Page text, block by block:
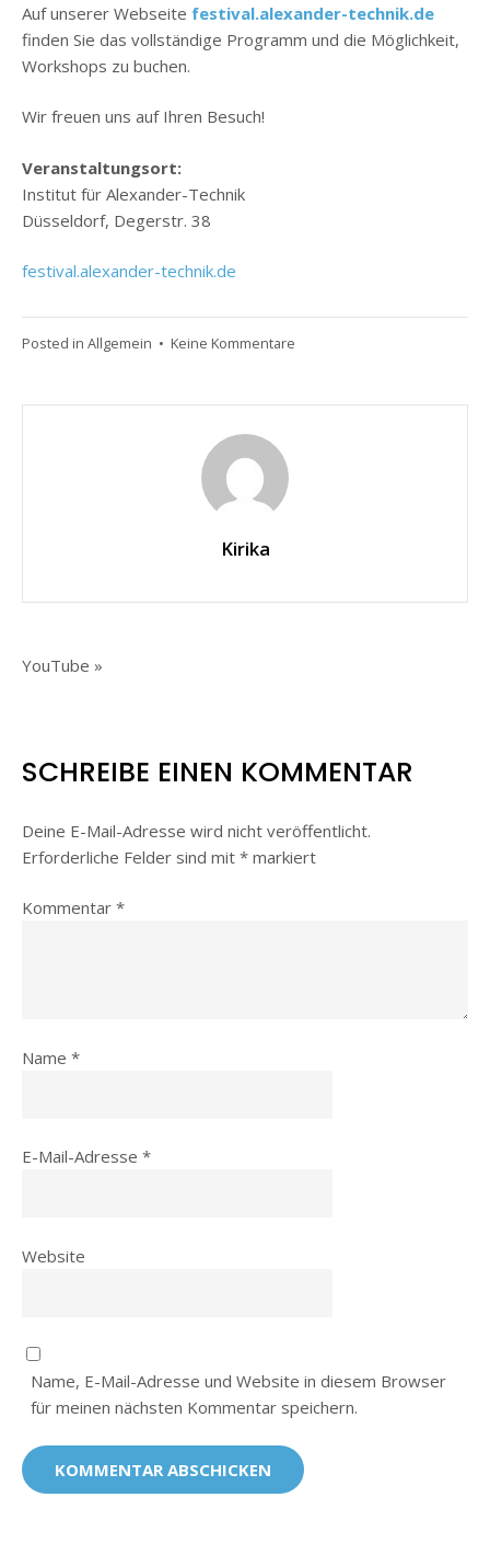
Auf unserer Webseite festival.alexander-technik.de
finden Sie das vollständige Programm und die Möglichkeit,
Workshops zu buchen.
Wir freuen uns auf Ihren Besuch!
Veranstaltungsort:
Institut für Alexander-Technik
Düsseldorf, Degerstr. 38
festival.alexander-technik.de
Posted in Allgemein • Keine Kommentare
Kirika
Beitragsnavigation
YouTube »
SCHREIBE EINEN KOMMENTAR
Deine E-Mail-Adresse wird nicht veröffentlicht.
Erforderliche Felder sind mit * markiert
Kommentar *
Name *
E-Mail-Adresse *
Website
Name, E-Mail-Adresse und Website in diesem Browser
für meinen nächsten Kommentar speichern.